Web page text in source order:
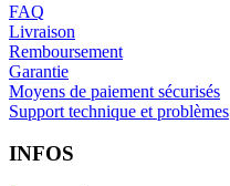
FAQ
Livraison
Remboursement
Garantie
Moyens de paiement sécurisés
Support technique et problèmes
INFOS